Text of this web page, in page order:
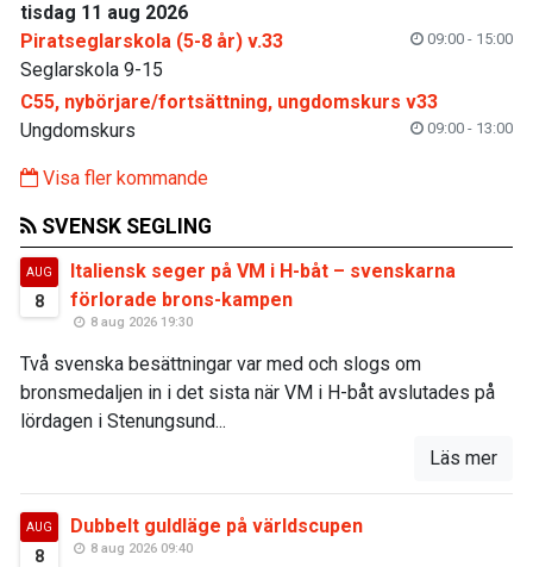
tisdag 11 aug 2026
Piratseglarskola (5-8 år) v.33
09:00 - 15:00
Seglarskola 9-15
C55, nybörjare/fortsättning, ungdomskurs v33
09:00 - 13:00
Ungdomskurs
Visa fler kommande
SVENSK SEGLING
AUG
8
Italiensk seger på VM i H-båt – svenskarna
förlorade brons-kampen
8 aug 2026 19:30
Två svenska besättningar var med och slogs om
bronsmedaljen in i det sista när VM i H-båt avslutades på
lördagen i Stenungsund...
Läs mer
AUG
8
Dubbelt guldläge på världscupen
8 aug 2026 09:40